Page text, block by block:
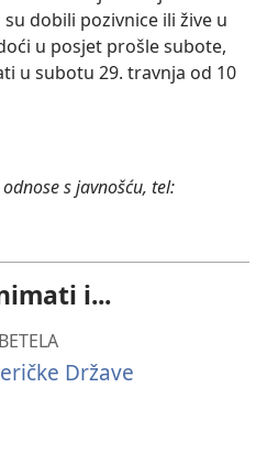
su dobili pozivnice ili žive u
u posjet prošle subote,
u subotu 29. travnja od 10
s javnošću, tel:
i...
Države